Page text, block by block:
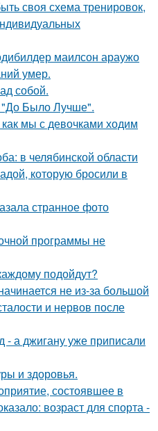
своя схема тренировок,
маилсон араужо
умер.
собой.
"До Было Лучше".
мы с девочками ходим
в челябинской области
которую бросили в
странное фото
программы не
подойдут?
не из-за большой
и нервов после
- а джигану уже приписали
и здоровья.
состоявшее в
возраст для спорта -